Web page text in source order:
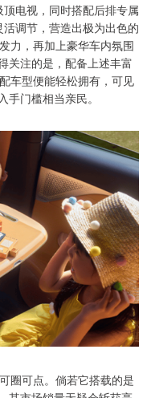
电视，同时搭配后排专属
调节，营造出极为出色的
力，再加上豪华车内氛围
关注的是，配备上述丰富
车型便能轻松拥有，可见
门槛相当亲民。
圈可点。倘若它搭载的是